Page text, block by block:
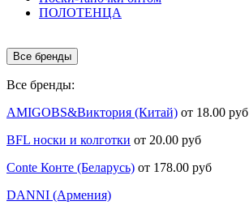
ПОЛОТЕНЦА
Все бренды
Все бренды:
AMIGOBS&Виктория (Китай) от 18.00 руб
BFL носки и колготки от 20.00 руб
Conte Конте (Беларусь) от 178.00 руб
DANNI (Армения)